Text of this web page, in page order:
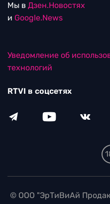
Мы в Дзен.Новостях
и Google.News
Уведомление об
технологий
RTVI в соцсетях
© ООО "ЭрТиВиАй